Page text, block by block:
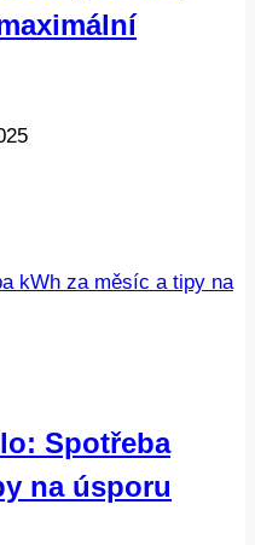
Spotřeba
na úsporu